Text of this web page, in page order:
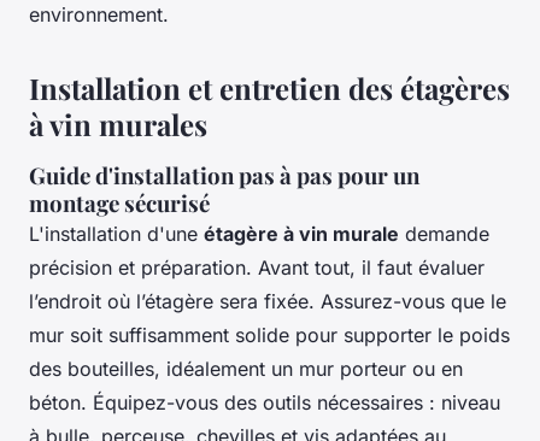
environnement.
Installation et entretien des étagères
à vin murales
Guide d'installation pas à pas pour un
montage sécurisé
L'installation d'une étagère à vin murale demande
précision et préparation. Avant tout, il faut évaluer
l’endroit où l’étagère sera fixée. Assurez-vous que le
mur soit suffisamment solide pour supporter le poids
des bouteilles, idéalement un mur porteur ou en
béton. Équipez-vous des outils nécessaires : niveau
à bulle, perceuse, chevilles et vis adaptées au